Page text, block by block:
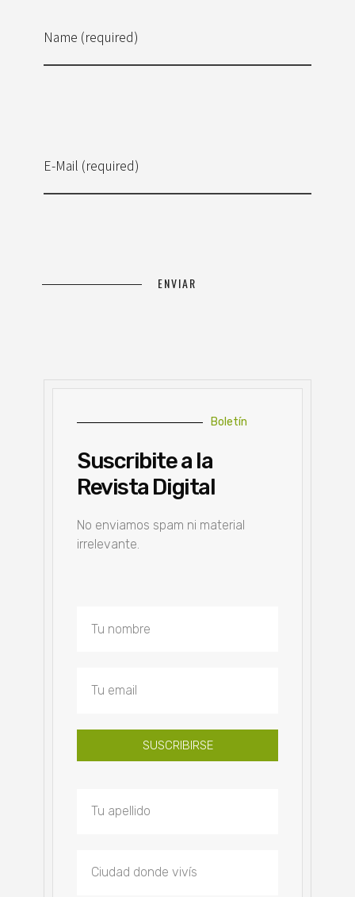
Name (required)
E-Mail (required)
Boletín
Suscribite a la
Revista Digital
No enviamos spam ni material
irrelevante.
SUSCRIBIRSE